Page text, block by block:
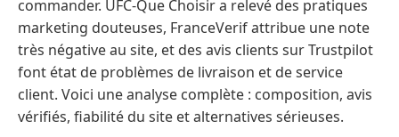
commander. UFC-Que Choisir a relevé des pratiques
marketing douteuses, FranceVerif attribue une note
très négative au site, et des avis clients sur Trustpilot
font état de problèmes de livraison et de service
client. Voici une analyse complète : composition, avis
vérifiés, fiabilité du site et alternatives sérieuses.